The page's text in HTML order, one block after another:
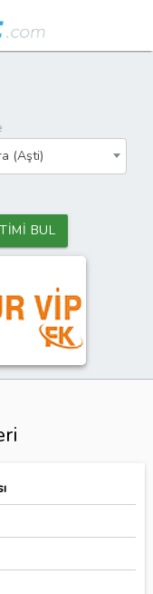
(Aşti)
BUL